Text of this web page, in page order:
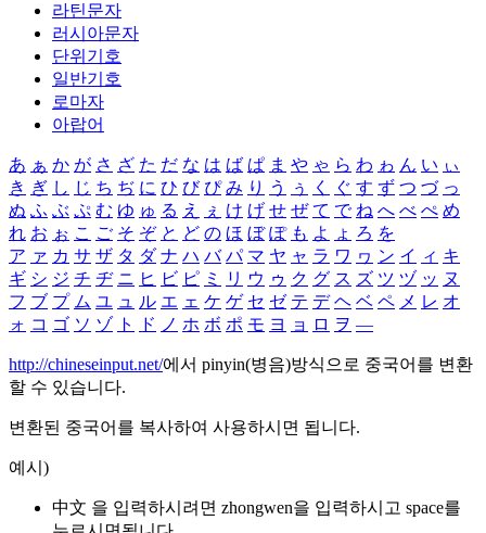
라틴문자
러시아문자
단위기호
일반기호
로마자
아랍어
あ ぁ か が さ ざ た だ な は ば ぱ ま や ゃ ら わ ゎ ん い ぃ
き ぎ し じ ち ぢ に ひ び ぴ み り う ぅ く ぐ す ず つ づ っ
ぬ ふ ぶ ぷ む ゆ ゅ る え ぇ け げ せ ぜ て で ね へ べ ぺ め
れ お ぉ こ ご そ ぞ と ど の ほ ぼ ぽ も よ ょ ろ を
ア ァ カ サ ザ タ ダ ナ ハ バ パ マ ヤ ャ ラ ワ ヮ ン イ ィ キ
ギ シ ジ チ ヂ ニ ヒ ビ ピ ミ リ ウ ゥ ク グ ス ズ ツ ヅ ッ ヌ
フ ブ プ ム ユ ュ ル エ ェ ケ ゲ セ ゼ テ デ ヘ ベ ペ メ レ オ
ォ コ ゴ ソ ゾ ト ド ノ ホ ボ ポ モ ヨ ョ ロ ヲ ―
http://chineseinput.net/에서 pinyin(병음)방식으로 중국어를 변환
할 수 있습니다.
변환된 중국어를 복사하여 사용하시면 됩니다.
예시)
中文 을 입력하시려면 zhongwen을 입력하시고 space를